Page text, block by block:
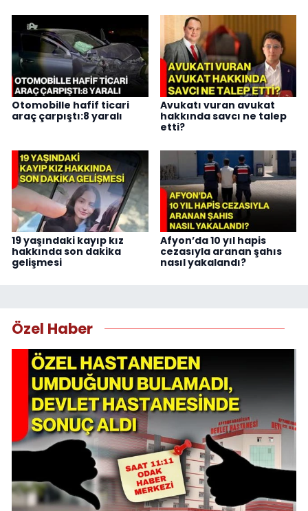
Otomobille hafif ticari
araç çarpıştı:8 yaralı
Avukatı vuran avukat
hakkında savcı ne talep
etti?
19 yaşındaki kayıp kız
hakkında son dakika
gelişmesi
Afyon’da 10 yıl hapis
cezasıyla aranan şahıs
nasıl yakalandı?
Özel Haber